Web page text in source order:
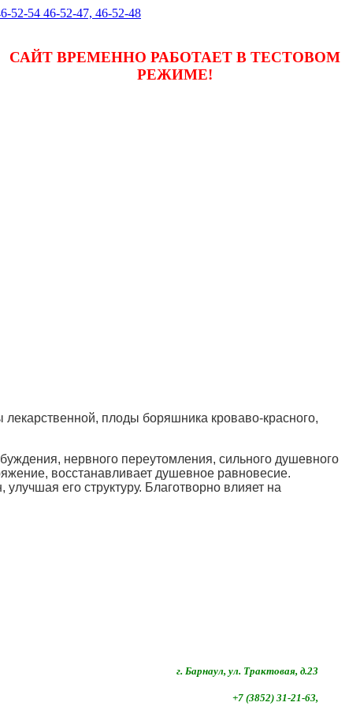
52-54 46-52-47, 46-52-48
САЙТ ВРЕМЕННО РАБОТАЕТ В ТЕСТОВОМ
РЕЖИМЕ!
лекарственной, плоды боряшника кроваво-красного,
нервного переутомления, сильного душевного
восстанавливает душевное равновесие.
его структуру. Благотворно влияет на
г. Барнаул, ул. Трактовая, д.23
+7 (3852) 31-21-63,